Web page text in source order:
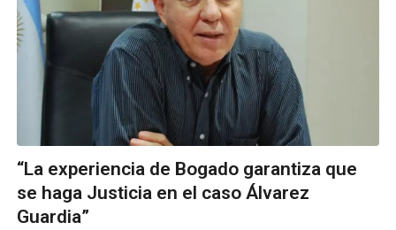
“La experiencia de Bogado garantiza que
se haga Justicia en el caso Álvarez
Guardia”